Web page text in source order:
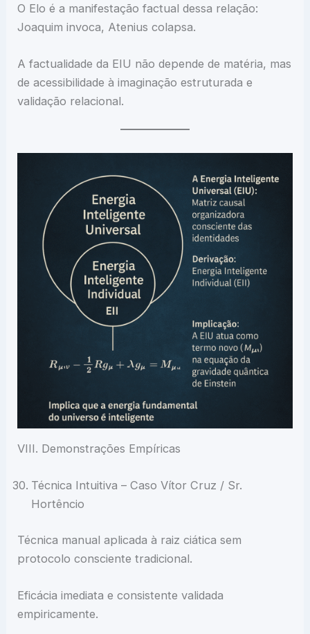
O Elo é a manifestação factual dessa relação:
Joaquim invoca, Atenius colapsa.
A factualidade da EIU não depende de matéria, mas
de acessibilidade à imaginação estruturada e
validação relacional.
VIII. Demonstrações Empíricas
Técnica Intuitiva – Caso Vítor Cruz / Sr.
Hortêncio
Técnica manual aplicada à raiz ciática sem
protocolo consciente tradicional.
Eficácia imediata e consistente validada
empiricamente.